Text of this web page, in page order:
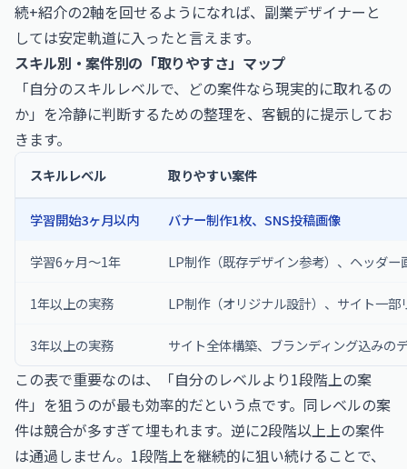
続+紹介の2軸を回せるようになれば、副業デザイナーと
しては安定軌道に入ったと言えます。
スキル別・案件別の「取りやすさ」マップ
「自分のスキルレベルで、どの案件なら現実的に取れるの
か」を冷静に判断するための整理を、客観的に提示してお
きます。
スキルレベル 取りやすい案件
学習開始3ヶ月以内 バナー制作1枚、SNS投稿画像
学習6ヶ月〜1年 LP制作（既存デザイン参考）、ヘッダー
1年以上の実務 LP制作（オリジナル設計）、サイト一部
3年以上の実務 サイト全体構築、ブランディング込みの
この表で重要なのは、「自分のレベルより1段階上の案
件」を狙うのが最も効率的だという点です。同レベルの案
件は競合が多すぎて埋もれます。逆に2段階以上上の案件
は通過しません。1段階上を継続的に狙い続けることで、